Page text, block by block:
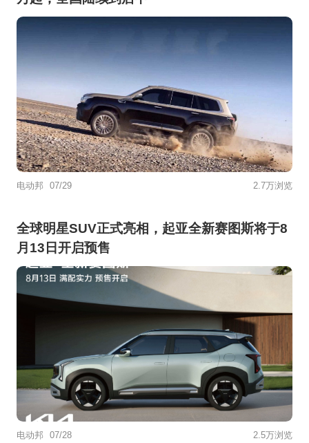
电动邦 07/29 2.7万浏览
全球明星SUV正式亮相，起亚全新赛图斯将于8
月13日开启预售
电动邦 07/28 2.5万浏览